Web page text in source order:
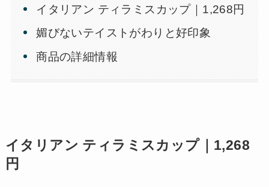
イタリアン ティラミスカップ｜1,268円
媚びないテイストがわりと好印象
商品の詳細情報
イタリアン ティラミスカップ｜1,268
円